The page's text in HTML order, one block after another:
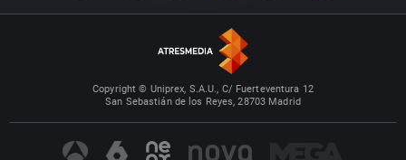
Copyright © Uniprex, S.A.U., C/ Fuerteventura 12
San Sebastián de los Reyes, 28703 Madrid